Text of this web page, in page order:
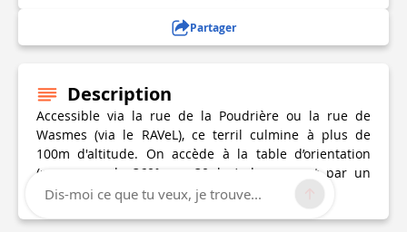
Partager
Description
Accessible via la rue de la Poudrière ou la rue de
Wasmes (via le RAVeL), ce terril culmine à plus de
100m d'altitude. On accède à la table d’orientation
(panorama de 360° sur 30 km) du sommet par un
sentier escarpé.
Dis-moi ce que tu veux, je trouve...